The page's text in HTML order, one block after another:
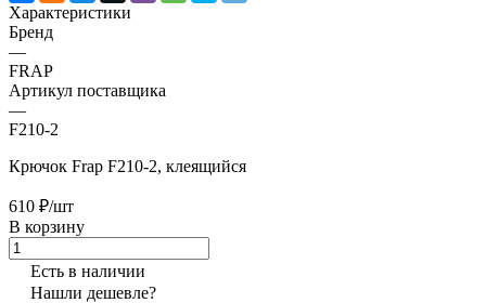
Характеристики
Бренд
—
FRAP
Артикул поставщика
—
F210-2
Крючок Frap F210-2, клеящийся
610 ₽/шт
В корзину
Есть в наличии
Нашли дешевле?